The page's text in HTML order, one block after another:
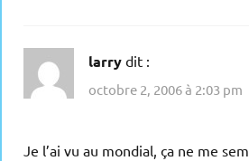
larry dit :
octobre 2, 2006 à 2:03 pm
Je l’ai vu au mondial, ça ne me